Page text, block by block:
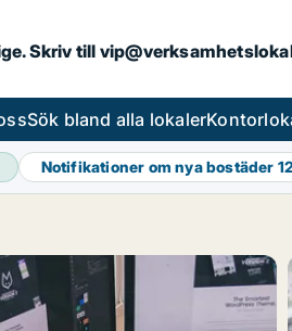
Skriv till
Sök bland alla lokaler
Notifikationer om nya bostäder